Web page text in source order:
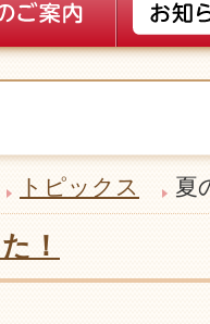
トピックス 夏
！